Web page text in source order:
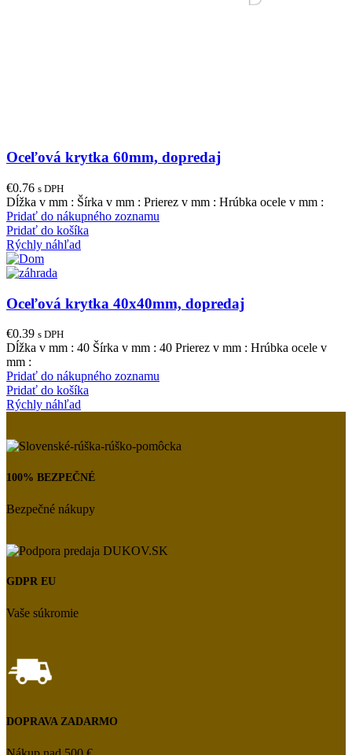
Oceľová krytka 60mm, dopredaj
€0.76 s DPH
Dĺžka v mm : Šírka v mm : Prierez v mm : Hrúbka ocele v mm :
Pridať do nákupného zoznamu
Pridať do košíka
Rýchly náhľad
Oceľová krytka 40x40mm, dopredaj
€0.39 s DPH
Dĺžka v mm : 40 Šírka v mm : 40 Prierez v mm : Hrúbka ocele v
mm :
Pridať do nákupného zoznamu
Pridať do košíka
Rýchly náhľad
100% BEZPEČNÉ
Bezpečné nákupy
GDPR EU
Vaše súkromie
DOPRAVA ZADARMO